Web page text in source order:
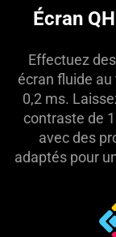
Écran
Effectuez
écran fluide
0,2 ms.
contraste de
avec des
adaptés pour